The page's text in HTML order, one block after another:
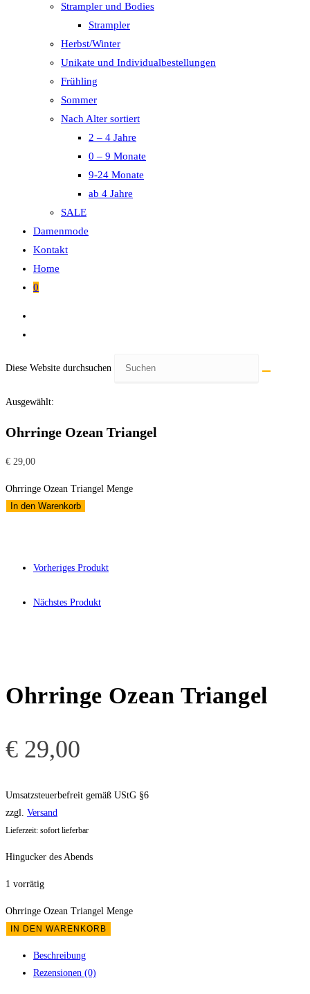
Strampler und Bodies
Strampler
Herbst/Winter
Unikate und Individualbestellungen
Frühling
Sommer
Nach Alter sortiert
2 – 4 Jahre
0 – 9 Monate
9-24 Monate
ab 4 Jahre
SALE
Damenmode
Kontakt
Home
0
Diese Website durchsuchen
Ausgewählt:
Ohrringe Ozean Triangel
€ 29,00
Ohrringe Ozean Triangel Menge
In den Warenkorb
Vorheriges Produkt
Nächstes Produkt
Ohrringe Ozean Triangel
€ 29,00
Umsatzsteuerbefreit gemäß UStG §6
zzgl. Versand
Lieferzeit: sofort lieferbar
Hingucker des Abends
1 vorrätig
Ohrringe Ozean Triangel Menge
IN DEN WARENKORB
Beschreibung
Rezensionen (0)